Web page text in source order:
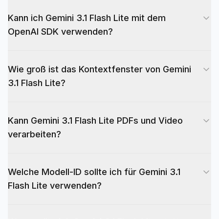
Kann ich Gemini 3.1 Flash Lite mit dem
OpenAI SDK verwenden?
Requests über POST /v1/chat/completions und
zusätzlich native Google-Gemini-Requests über
Wie groß ist das Kontextfenster von Gemini
3.1 Flash Lite?
1.050.000 Eingabe-Token und 65.536 Ausgabe-
Token. Damit eignet sich das Modell für lange
Kann Gemini 3.1 Flash Lite PDFs und Video
verarbeiten?
Video, Audio und PDF als Eingabe und gibt Text
aus. Das ist hilfreich für Extraktion,
Welche Modell-ID sollte ich für Gemini 3.1
Flash Lite verwenden?